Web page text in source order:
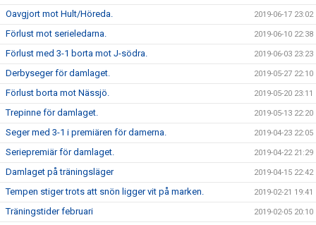
Oavgjort mot Hult/Höreda. 2019-06-17 23:02
Förlust mot serieledarna. 2019-06-10 22:38
Förlust med 3-1 borta mot J-södra. 2019-06-03 23:23
Derbyseger för damlaget. 2019-05-27 22:10
Förlust borta mot Nässjö. 2019-05-20 23:11
Trepinne för damlaget. 2019-05-13 22:20
Seger med 3-1 i premiären för damerna. 2019-04-23 22:05
Seriepremiär för damlaget. 2019-04-22 21:29
Damlaget på träningsläger 2019-04-15 22:42
Tempen stiger trots att snön ligger vit på marken. 2019-02-21 19:41
Träningstider februari 2019-02-05 20:10